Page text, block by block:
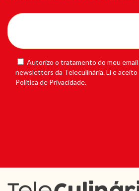
Autorizo o tratamento do meu
newsletters da Teleculinária. Li e
Política de Privacidade.